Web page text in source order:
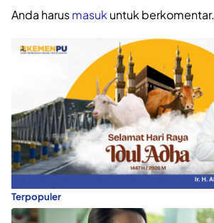
Anda harusmasuk untuk berkomentar.
Terpopuler